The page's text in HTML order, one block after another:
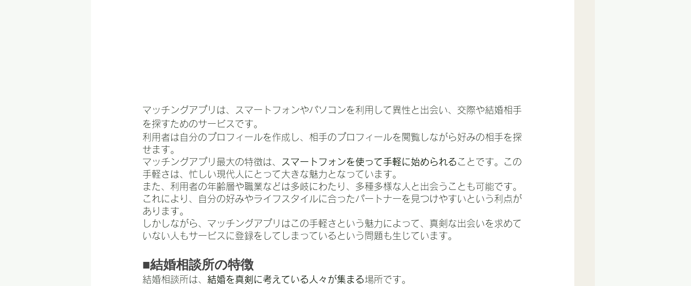
マッチングアプリは、スマートフォンやパソコンを利用して異性と出会い、交際や結婚相手
を探すためのサービスです。
利用者は自分のプロフィールを作成し、相手のプロフィールを閲覧しながら好みの相手を探
せます。
マッチングアプリ最大の特徴は、
スマートフォンを使って手軽に始められる ことです。この
手軽さは、忙しい現代人にとって大きな魅力となっています。
また、利用者の年齢層や職業などは多岐にわたり、多種多様な人と出会うことも可能です。
これにより、自分の好みやライフスタイルに合ったパートナーを見つけやすいという利点が
あります。
しかしながら、マッチングアプリはこの手軽さという魅力によって、真剣な出会いを求めて
いない人もサービスに登録をしてしまっているという問題も生じています。
■結婚相談所の特徴
結婚相談所は、 結婚を真剣に考えている人々が集まる場所です。